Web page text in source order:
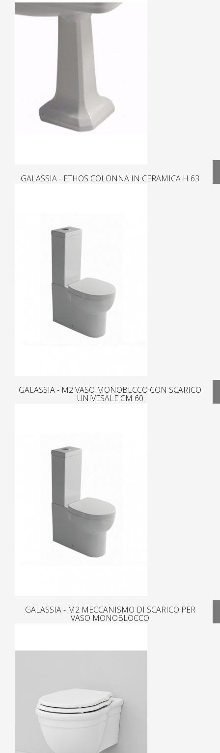
GALASSIA - ETHOS COLONNA IN CERAMICA H 63
GALASSIA - M2 VASO MONOBLCCO CON SCARICO
UNIVESALE CM 60
GALASSIA - M2 MECCANISMO DI SCARICO PER
VASO MONOBLOCCO